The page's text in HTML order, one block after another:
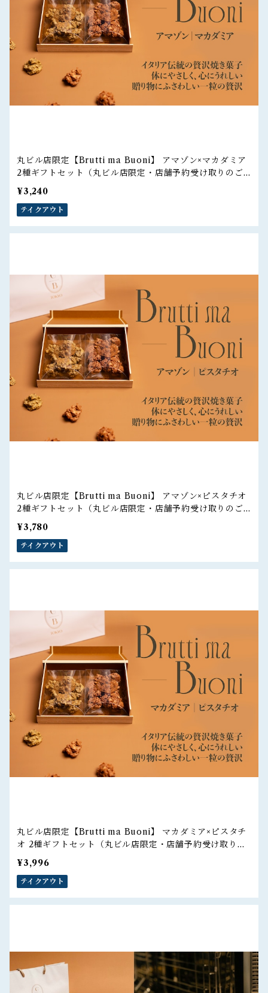
丸ビル店限定【Brutti ma Buoni】 アマゾン×マカダミア
2種ギフトセット（丸ビル店限定・店舗予約受け取りのご
注文）
¥3,240
テイクアウト
丸ビル店限定【Brutti ma Buoni】 アマゾン×ピスタチオ
2種ギフトセット（丸ビル店限定・店舗予約受け取りのご
注文）
¥3,780
テイクアウト
丸ビル店限定【Brutti ma Buoni】 マカダミア×ピスタチ
オ 2種ギフトセット（丸ビル店限定・店舗予約受け取りの
ご注文）
¥3,996
テイクアウト